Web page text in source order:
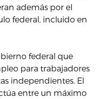
además por el
federal, incluido en
federal que
para trabajadores
independientes. El
entre un máximo